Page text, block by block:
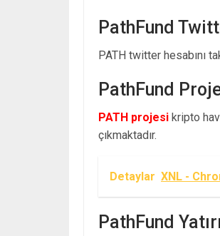
PathFund
PATH twitter hesabını
PathFund
PATH projesi kripto
çıkmaktadır.
Detaylar XNL -
PathFund